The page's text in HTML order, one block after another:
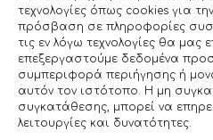
τεχνολογίες όπως cookies για
πρόσβαση σε πληροφορίες
τις εν λόγω τεχνολογίες θα μας
επεξεργαστούμε δεδομένα
συμπεριφορά περιήγησης ή
αυτόν τον ιστότοπο. Η μη
συγκατάθεσης, μπορεί να
λειτουργίες και δυνατότητες.
Επικοινωνία
+30 211 404 0235
info@ttclean.gr